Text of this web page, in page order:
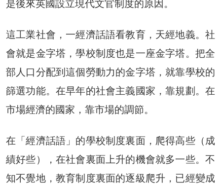
是後來英國設立現代文官制度的原因。
這工業社會，一經濟話語看教育，天經地義。社
會就是金字塔，學校制度也是一座金字塔。把全
部人口分配到這個勞動力的金字塔，就靠學校的
篩選功能。在早年的社會主義國家，靠規劃。在
市場經濟的國家，靠市場的調節。
在「經濟話語」的學校制度裏面，爬得高些（成
績好些），在社會裏面上升的機會就多一些。不
知不覺地，教育制度裏面的逐級爬升，已經變成